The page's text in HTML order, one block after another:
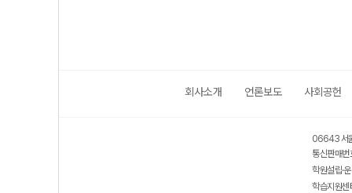
회사소개 언론보도 사회공헌
06643 서
통신판매
학원설립·
학습지원